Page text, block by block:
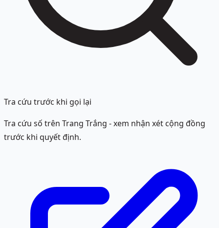
Tra cứu trước khi gọi lại
Tra cứu số trên Trang Trắng - xem nhận xét cộng đồng
trước khi quyết định.